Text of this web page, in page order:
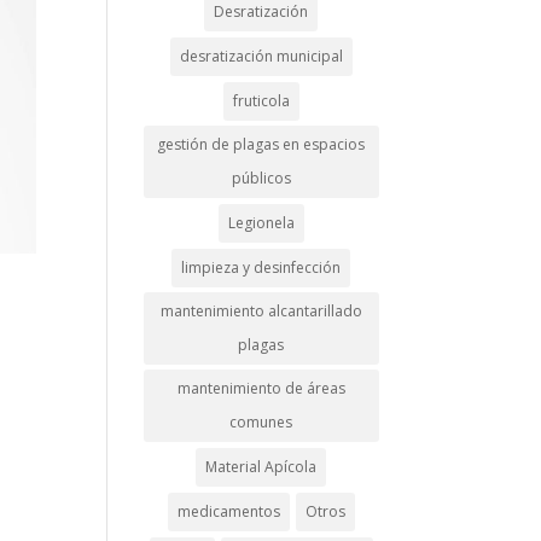
Desratización
desratización municipal
fruticola
gestión de plagas en espacios
públicos
Legionela
limpieza y desinfección
mantenimiento alcantarillado
plagas
mantenimiento de áreas
comunes
Material Apícola
medicamentos Otros